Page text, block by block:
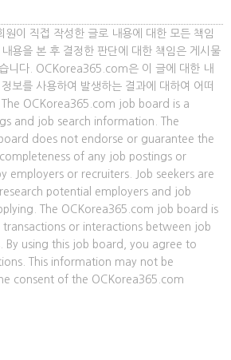
원이 직접 작성한 글로 내용에 대한 모든 책임
용을 본 후 결정한 판단에 대한 책임은 게시물
니다. OCKorea365.com은 이 글에 대한 내
보를 사용하여 발생하는 결과에 대하여 어떠
The OCKorea365.com job board is a
and job search information. The
does not endorse or guarantee the
of any job postings or
employers or recruiters. Job seekers are
potential employers and job
The OCKorea365.com job board is
or interactions between job
By using this job board, you agree to
This information may not be
consent of the OCKorea365.com